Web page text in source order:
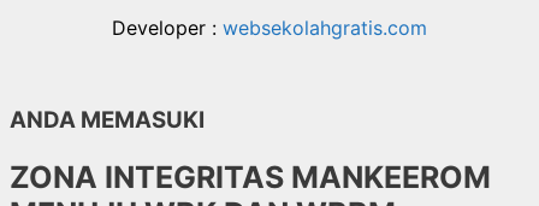
Developer : websekolahgratis.com
ANDA MEMASUKI
ZONA INTEGRITAS MANKEEROM